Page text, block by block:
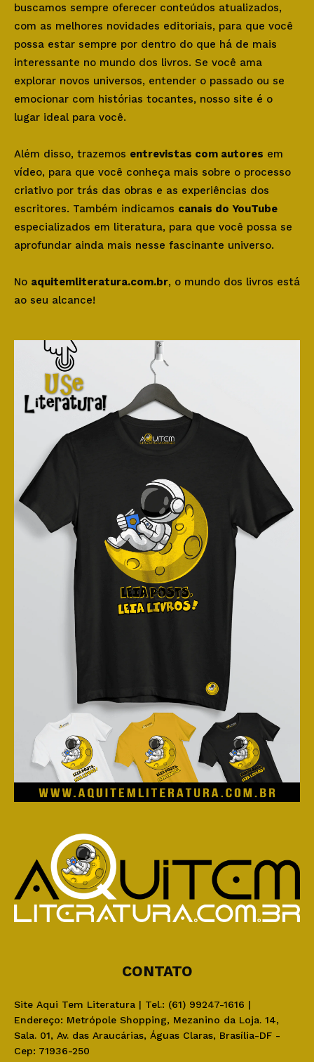
buscamos sempre oferecer conteúdos atualizados,
com as melhores novidades editoriais, para que você
possa estar sempre por dentro do que há de mais
interessante no mundo dos livros. Se você ama
explorar novos universos, entender o passado ou se
emocionar com histórias tocantes, nosso site é o
lugar ideal para você.
Além disso, trazemos entrevistas com autores em
vídeo, para que você conheça mais sobre o processo
criativo por trás das obras e as experiências dos
escritores. Também indicamos canais do YouTube
especializados em literatura, para que você possa se
aprofundar ainda mais nesse fascinante universo.
No aquitemliteratura.com.br, o mundo dos livros está
ao seu alcance!
CONTATO
Site Aqui Tem Literatura | Tel.: (61) 99247-1616 |
Endereço: Metrópole Shopping, Mezanino da Loja. 14,
Sala. 01, Av. das Araucárias, Águas Claras, Brasília-DF -
Cep: 71936-250